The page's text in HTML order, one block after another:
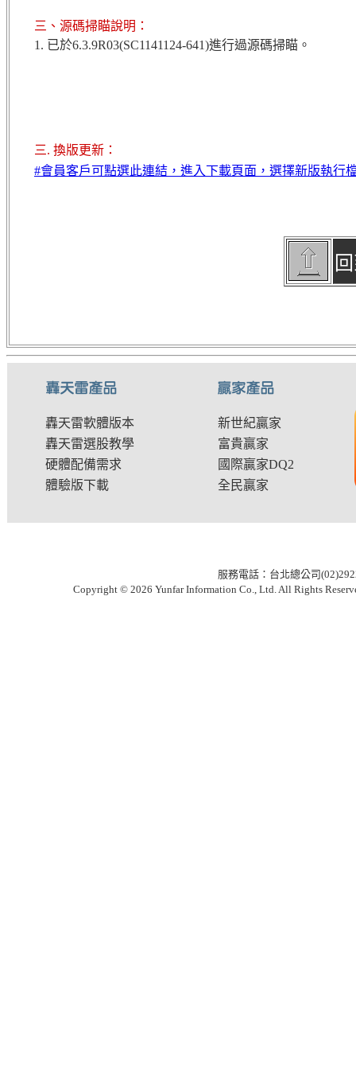
三、源碼掃瞄說明：
1. 已於6.3.9R03(SC1141124-641)進行過源碼掃瞄。
三. 換版更新：
#會員客戶可點選此連結，進入下載頁面，選擇新版執行
轟天雷軟體版本
新世紀贏家
轟天雷選股教學
富貴贏家
硬體配備需求
國際贏家DQ2
體驗版下載
全民贏家
服務電話：台北總公司
Copyright © 2026 Yunfar Information Co., Ltd. All Rights